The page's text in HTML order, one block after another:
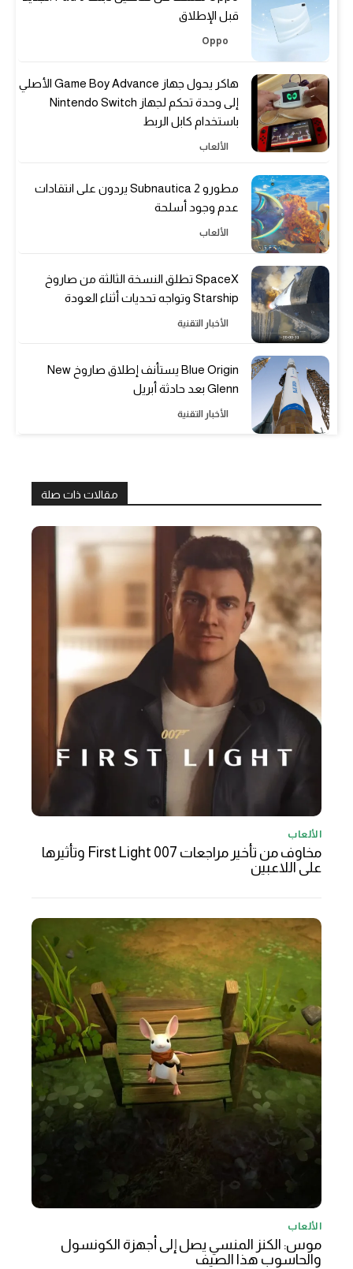
قبل الإطلاق
Oppo
هاكر يحول جهاز Game Boy Advance الأصلي
إلى وحدة تحكم لجهاز Nintendo Switch
باستخدام كابل الربط
الألعاب
مطورو Subnautica 2 يردون على انتقادات
عدم وجود أسلحة
الألعاب
SpaceX تطلق النسخة الثالثة من صاروخ
Starship وتواجه تحديات أثناء العودة
الأخبار التقنية
Blue Origin يستأنف إطلاق صاروخ New
Glenn بعد حادثة أبريل
الأخبار التقنية
مقالات ذات صلة
الألعاب
مخاوف من تأخير مراجعات 007 First Light وتأثيرها
على اللاعبين
الألعاب
موس: الكنز المنسي يصل إلى أجهزة الكونسول
والحاسوب هذا الصيف